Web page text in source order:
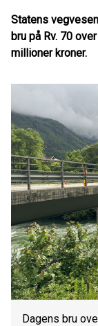
Statens
bru på Rv. 70
millioner kroner.
Dagens bru